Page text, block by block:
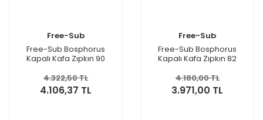
Free-Sub
Free-Sub Bosphorus
Kapalı Kafa Zıpkın 90
4.322,50 TL
4.106,37 TL
Free-Sub
Free-Sub Bosphorus
Kapalı Kafa Zıpkın 82
4.180,00 TL
3.971,00 TL